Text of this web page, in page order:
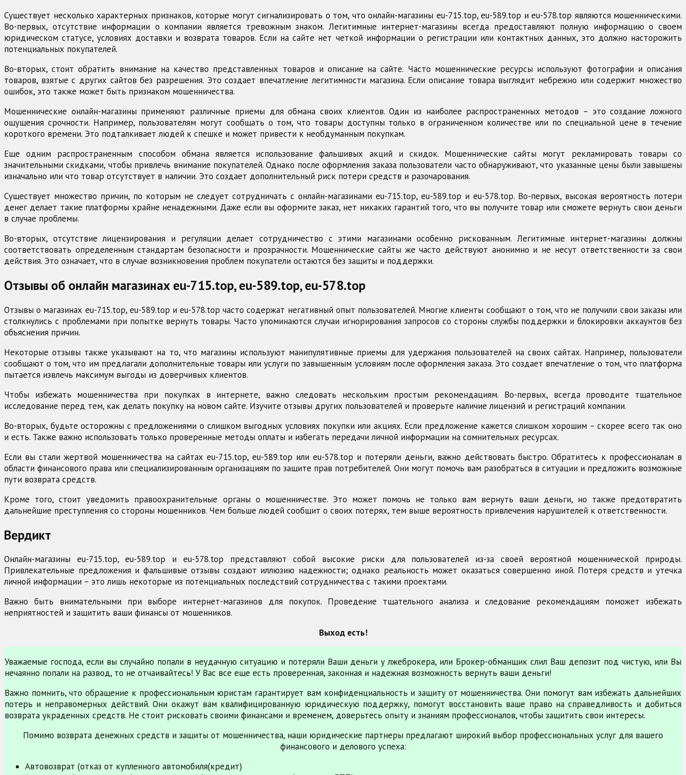
Существует несколько характерных признаков, которые могут сигнализировать о том, что онлайн-магазины eu-715.top, eu-589.top и eu-578.top являются мошенническими.
Во-первых, отсутствие информации о компании является тревожным знаком. Легитимные интернет-магазины всегда предоставляют полную информацию о своем
юридическом статусе, условиях доставки и возврата товаров. Если на сайте нет четкой информации о регистрации или контактных данных, это должно насторожить
потенциальных покупателей.
Во-вторых, стоит обратить внимание на качество представленных товаров и описание на сайте. Часто мошеннические ресурсы используют фотографии и описания
товаров, взятые с других сайтов без разрешения. Это создает впечатление легитимности магазина. Если описание товара выглядит небрежно или содержит множество
ошибок, это также может быть признаком мошенничества.
Мошеннические онлайн-магазины применяют различные приемы для обмана своих клиентов. Один из наиболее распространенных методов – это создание ложного
ощущения срочности. Например, пользователям могут сообщать о том, что товары доступны только в ограниченном количестве или по специальной цене в течение
короткого времени. Это подталкивает людей к спешке и может привести к необдуманным покупкам.
Еще одним распространенным способом обмана является использование фальшивых акций и скидок. Мошеннические сайты могут рекламировать товары со
значительными скидками, чтобы привлечь внимание покупателей. Однако после оформления заказа пользователи часто обнаруживают, что указанные цены были завышены
изначально или что товар отсутствует в наличии. Это создает дополнительный риск потери средств и разочарования.
Существует множество причин, по которым не следует сотрудничать с онлайн-магазинами eu-715.top, eu-589.top и eu-578.top. Во-первых, высокая вероятность потери
денег делает такие платформы крайне ненадежными. Даже если вы оформите заказ, нет никаких гарантий того, что вы получите товар или сможете вернуть свои деньги
в случае проблемы.
Во-вторых, отсутствие лицензирования и регуляции делает сотрудничество с этими магазинами особенно рискованным. Легитимные интернет-магазины должны
соответствовать определенным стандартам безопасности и прозрачности. Мошеннические сайты же часто действуют анонимно и не несут ответственности за свои
действия. Это означает, что в случае возникновения проблем покупатели остаются без защиты и поддержки.
Отзывы об онлайн магазинах eu-715.top, eu-589.top, eu-578.top
Отзывы о магазинах eu-715.top, eu-589.top и eu-578.top часто содержат негативный опыт пользователей. Многие клиенты сообщают о том, что не получили свои заказы или
столкнулись с проблемами при попытке вернуть товары. Часто упоминаются случаи игнорирования запросов со стороны службы поддержки и блокировки аккаунтов без
объяснения причин.
Некоторые отзывы также указывают на то, что магазины используют манипулятивные приемы для удержания пользователей на своих сайтах. Например, пользователи
сообщают о том, что им предлагали дополнительные товары или услуги по завышенным условиям после оформления заказа. Это создает впечатление о том, что платформа
пытается извлечь максимум выгоды из доверчивых клиентов.
Чтобы избежать мошенничества при покупках в интернете, важно следовать нескольким простым рекомендациям. Во-первых, всегда проводите тщательное
исследование перед тем, как делать покупку на новом сайте. Изучите отзывы других пользователей и проверьте наличие лицензий и регистраций компании.
Во-вторых, будьте осторожны с предложениями о слишком выгодных условиях покупки или акциях. Если предложение кажется слишком хорошим – скорее всего так оно
и есть. Также важно использовать только проверенные методы оплаты и избегать передачи личной информации на сомнительных ресурсах.
Если вы стали жертвой мошенничества на сайтах eu-715.top, eu-589.top или eu-578.top и потеряли деньги, важно действовать быстро. Обратитесь к профессионалам в
области финансового права или специализированным организациям по защите прав потребителей. Они могут помочь вам разобраться в ситуации и предложить возможные
пути возврата средств.
Кроме того, стоит уведомить правоохранительные органы о мошенничестве. Это может помочь не только вам вернуть ваши деньги, но также предотвратить
дальнейшие преступления со стороны мошенников. Чем больше людей сообщит о своих потерях, тем выше вероятность привлечения нарушителей к ответственности.
Вердикт
Онлайн-магазины eu-715.top, eu-589.top и eu-578.top представляют собой высокие риски для пользователей из-за своей вероятной мошеннической природы.
Привлекательные предложения и фальшивые отзывы создают иллюзию надежности; однако реальность может оказаться совершенно иной. Потеря средств и утечка
личной информации – это лишь некоторые из потенциальных последствий сотрудничества с такими проектами.
Важно быть внимательными при выборе интернет-магазинов для покупок. Проведение тщательного анализа и следование рекомендациям поможет избежать
неприятностей и защитить ваши финансы от мошенников.
Выход есть!
Уважаемые господа, если вы случайно попали в неудачную ситуацию и потеряли Ваши деньги у лжеброкера, или Брокер-обманщик слил Ваш депозит под чистую, или Вы
нечаянно попали на развод, то не отчаивайтесь! У Вас все еще есть проверенная, законная и надежная возможность вернуть ваши деньги!
Важно помнить, что обращение к профессиональным юристам гарантирует вам конфиденциальность и защиту от мошенничества. Они помогут вам избежать дальнейших
потерь и неправомерных действий. Они окажут вам квалифицированную юридическую поддержку, помогут восстановить ваше право на справедливость и добиться
возврата украденных средств. Не стоит рисковать своими финансами и временем, доверьтесь опыту и знаниям профессионалов, чтобы защитить свои интересы.
Помимо возврата денежных средств и защиты от мошенничества, наши юридические партнеры предлагают широкий выбор профессиональных услуг для вашего
финансового и делового успеха:
Автовозврат (отказ от купленного автомобиля(кредит)